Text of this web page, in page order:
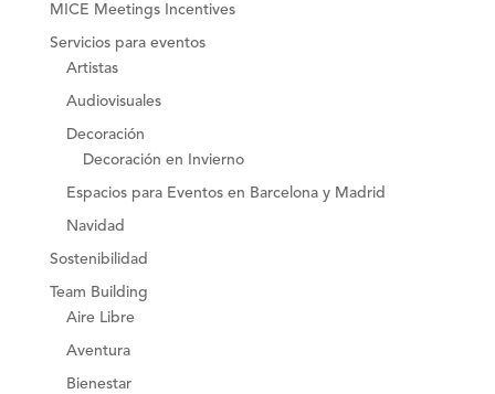
MICE Meetings Incentives
Servicios para eventos
Artistas
Audiovisuales
Decoración
Decoración en Invierno
Espacios para Eventos en Barcelona y Madrid
Navidad
Sostenibilidad
Team Building
Aire Libre
Aventura
Bienestar